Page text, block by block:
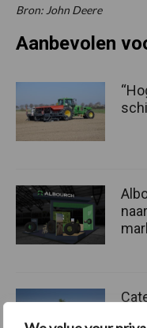
Bron: John Deere
Aanbevolen